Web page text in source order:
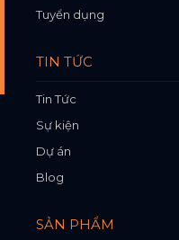
Tuyển dụng
TIN TỨC
Tin Tức
Sự kiện
Dự án
Blog
SẢN PHẨM